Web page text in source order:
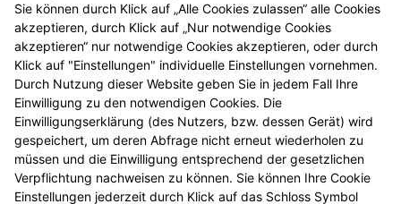
Zur Zeit erstellen wir ein neues SPARezept für Sie!
Sie können durch Klick auf „Alle Cookies zulassen“ alle Cookies
akzeptieren, durch Klick auf „Nur notwendige Cookies
akzeptieren“ nur notwendige Cookies akzeptieren, oder durch
Klick auf "Einstellungen" individuelle Einstellungen vornehmen.
Durch Nutzung dieser Website geben Sie in jedem Fall Ihre
Einwilligung zu den notwendigen Cookies. Die
Einwilligungserklärung (des Nutzers, bzw. dessen Gerät) wird
gespeichert, um deren Abfrage nicht erneut wiederholen zu
müssen und die Einwilligung entsprechend der gesetzlichen
Verpflichtung nachweisen zu können. Sie können Ihre Cookie
Einstellungen jederzeit durch Klick auf das Schloss Symbol